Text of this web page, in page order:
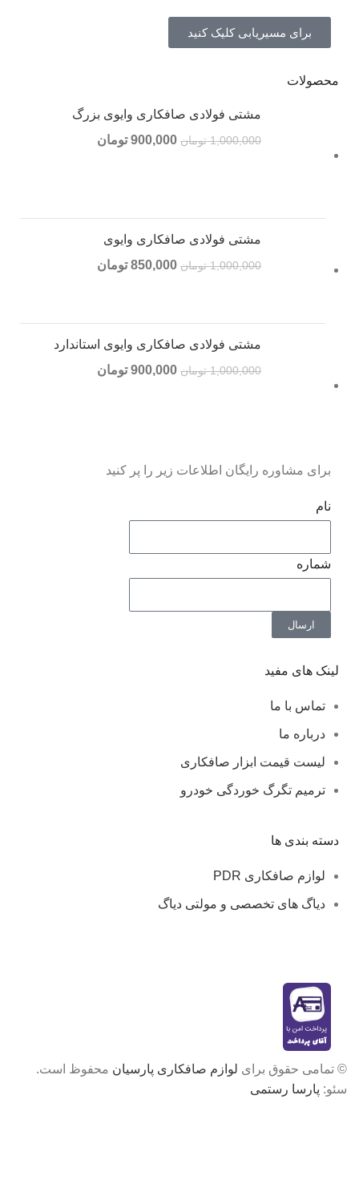
برای مسیریابی کلیک کنید
محصولات
مشتی فولادی صافکاری وایوی بزرگ
1,000,000 تومان 900,000 تومان
مشتی فولادی صافکاری وایوی
1,000,000 تومان 850,000 تومان
مشتی فولادی صافکاری وایوی استاندارد
1,000,000 تومان 900,000 تومان
برای مشاوره رایگان اطلاعات زیر را پر کنید
نام
شماره
ارسال
لینک های مفید
تماس با ما
درباره ما
لیست قیمت ابزار صافکاری
ترمیم تگرگ خوردگی خودرو
دسته بندی ها
لوازم صافکاری PDR
دیاگ های تخصصی و مولتی دیاگ
© تمامی حقوق برای لوازم صافکاری پارسیان محفوظ است.
سئو: پارسا رستمی